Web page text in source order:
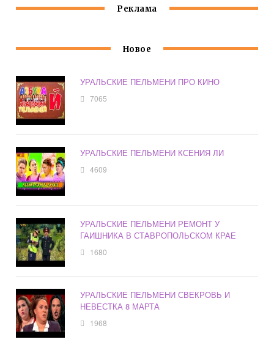
Реклама
Новое
УРАЛЬСКИЕ ПЕЛЬМЕНИ ПРО КИНО
7065
УРАЛЬСКИЕ ПЕЛЬМЕНИ КСЕНИЯ ЛИ
4609
УРАЛЬСКИЕ ПЕЛЬМЕНИ РЕМОНТ У
ГАИШНИКА В СТАВРОПОЛЬСКОМ КРАЕ
1680
УРАЛЬСКИЕ ПЕЛЬМЕНИ СВЕКРОВЬ И
НЕВЕСТКА 8 МАРТА
1968